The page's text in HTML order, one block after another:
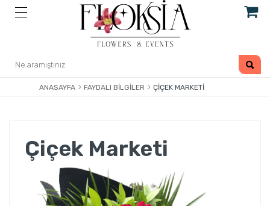
ANASAYFA FAYDALI BILGILER ÇIÇEK MARKETI
Çiçek Marketi